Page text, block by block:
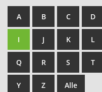
A B C D
I J K L
Q R S T
Y Z Alle